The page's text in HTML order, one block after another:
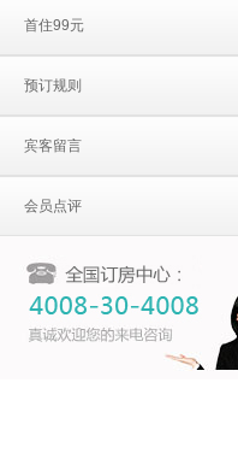
首住99元
预订规则
宾客留言
会员点评